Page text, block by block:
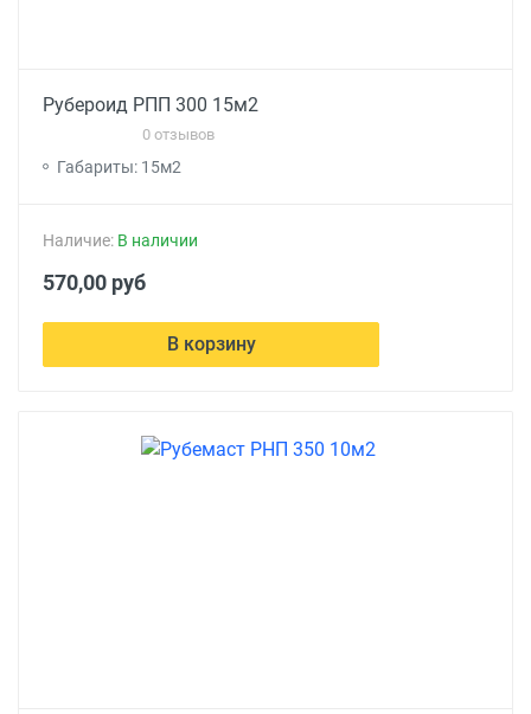
Рубероид РПП 300 15м2
0 отзывов
Габариты: 15м2
Наличие: В наличии
570,00 руб
В корзину